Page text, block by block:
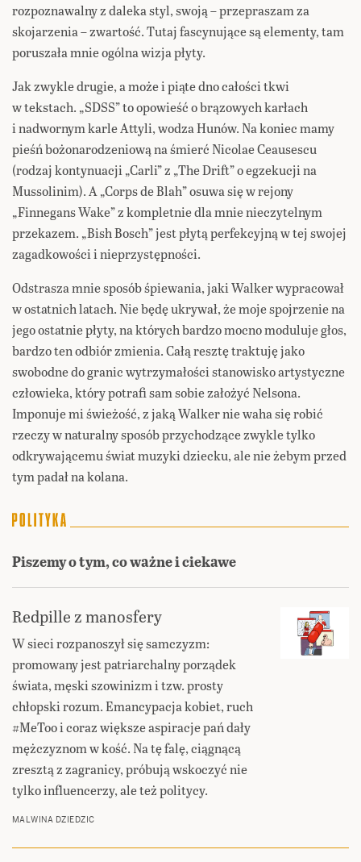
rozpoznawalny z daleka styl, swoją – przepraszam za
skojarzenia – zwartość. Tutaj fascynujące są elementy, tam
poruszała mnie ogólna wizja płyty.
Jak zwykle drugie, a może i piąte dno całości tkwi
w tekstach. „SDSS” to opowieść o brązowych karłach
i nadwornym karle Attyli, wodza Hunów. Na koniec mamy
pieśń bożonarodzeniową na śmierć Nicolae Ceausescu
(rodzaj kontynuacji „Carli” z „The Drift” o egzekucji na
Mussolinim). A „Corps de Blah” osuwa się w rejony
„Finnegans Wake” z kompletnie dla mnie nieczytelnym
przekazem. „Bish Bosch” jest płytą perfekcyjną w tej swojej
zagadkowości i nieprzystępności.
Odstrasza mnie sposób śpiewania, jaki Walker wypracował
w ostatnich latach. Nie będę ukrywał, że moje spojrzenie na
jego ostatnie płyty, na których bardzo mocno moduluje głos,
bardzo ten odbiór zmienia. Całą resztę traktuję jako
swobodne do granic wytrzymałości stanowisko artystyczne
człowieka, który potrafi sam sobie założyć Nelsona.
Imponuje mi świeżość, z jaką Walker nie waha się robić
rzeczy w naturalny sposób przychodzące zwykle tylko
odkrywającemu świat muzyki dziecku, ale nie żebym przed
tym padał na kolana.
Piszemy o tym, co ważne i ciekawe
Redpille z manosfery
W sieci rozpanoszył się samczyzm:
promowany jest patriarchalny porządek
świata, męski szowinizm i tzw. prosty
chłopski rozum. Emancypacja kobiet, ruch
#MeToo i coraz większe aspiracje pań dały
mężczyznom w kość. Na tę falę, ciągnącą
zresztą z zagranicy, próbują wskoczyć nie
tylko influencerzy, ale też politycy.
MALWINA DZIEDZIC